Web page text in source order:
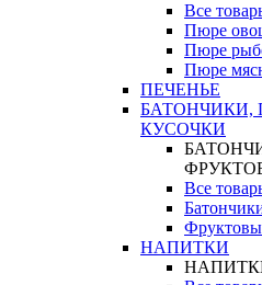
Все
Пюре
Пюре
Пюре
ПЕЧЕНЬЕ
БАТОНЧИКИ,
КУСОЧКИ
Все
НАПИТКИ